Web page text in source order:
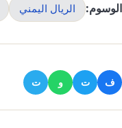
الوسوم: الريال اليمني
ف ت و ت